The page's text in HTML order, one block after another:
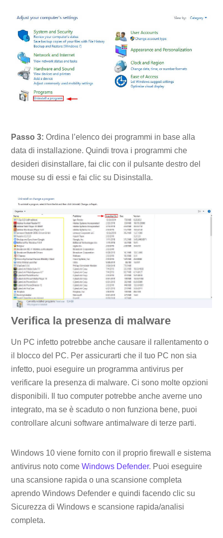
Passo 3: Ordina l’elenco dei programmi in base alla
data di installazione. Quindi trova i programmi che
desideri disinstallare, fai clic con il pulsante destro del
mouse su di essi e fai clic su Disinstalla.
Verifica la presenza di malware
Un PC infetto potrebbe anche causare il rallentamento o
il blocco del PC. Per assicurarti che il tuo PC non sia
infetto, puoi eseguire un programma antivirus per
verificare la presenza di malware. Ci sono molte opzioni
disponibili. Il tuo computer potrebbe anche averne uno
integrato, ma se è scaduto o non funziona bene, puoi
controllare alcuni software antimalware di terze parti.
Windows 10 viene fornito con il proprio firewall e sistema
antivirus noto comeWindows Defender. Puoi eseguire
una scansione rapida o una scansione completa
aprendo Windows Defender e quindi facendo clic su
Sicurezza di Windows e scansione rapida/analisi
completa.